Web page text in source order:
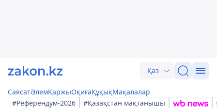
Қаз
СаясатӘлемҚаржыОқиғаҚұқықМақалалар
#Референдум-2026
#Қазақстан мақтанышы